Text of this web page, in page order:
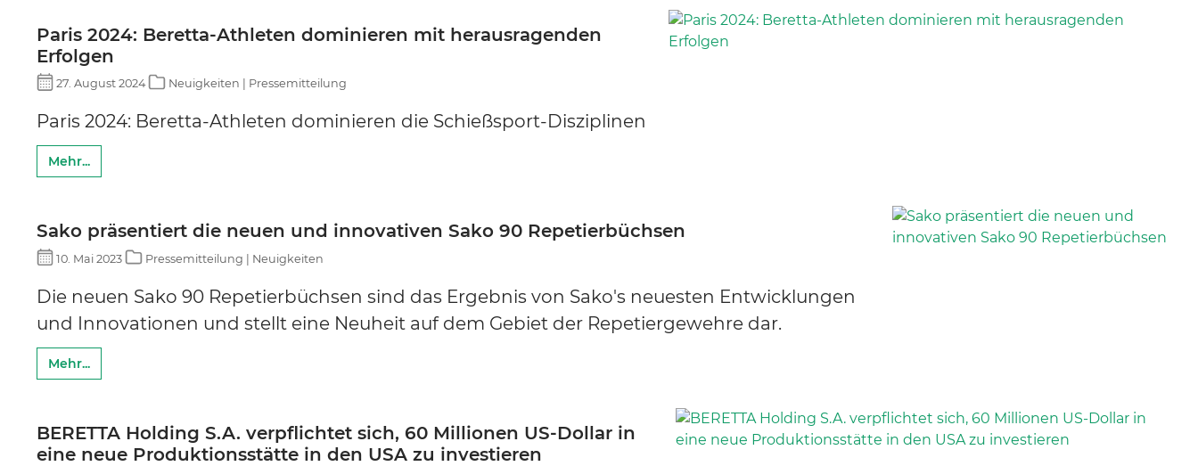
Paris 2024: Beretta-Athleten dominieren mit herausragenden
Erfolgen
27. August 2024 Neuigkeiten | Pressemitteilung
Paris 2024: Beretta-Athleten dominieren die Schießsport-Disziplinen
Mehr...
Sako präsentiert die neuen und innovativen Sako 90 Repetierbüchsen
10. Mai 2023 Pressemitteilung | Neuigkeiten
Die neuen Sako 90 Repetierbüchsen sind das Ergebnis von Sako's neuesten Entwicklungen
und Innovationen und stellt eine Neuheit auf dem Gebiet der Repetiergewehre dar.
Mehr...
BERETTA Holding S.A. verpflichtet sich, 60 Millionen US-Dollar in
eine neue Produktionsstätte in den USA zu investieren